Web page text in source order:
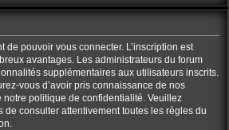
de pouvoir vous connecter. L’inscription est
avantages. Les administrateurs du forum
supplémentaires aux utilisateurs inscrits.
vous d’avoir pris connaissance de nos
notre politique de confidentialité. Veuillez
de consulter attentivement toutes les règles du